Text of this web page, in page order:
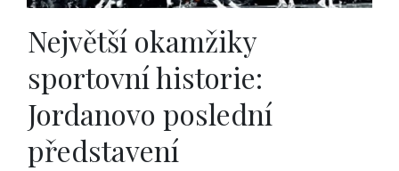
Největší okamžiky
sportovní historie:
Jordanovo poslední
představení